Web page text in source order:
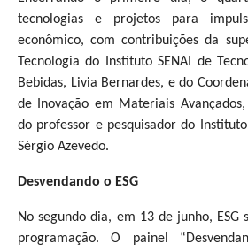
tecnologias e projetos para
econômico, com contribuições da
Tecnologia do Instituto SENAI de
Bebidas, Livia Bernardes, e do
de Inovação em Materiais
do professor e pesquisador do
Sérgio Azevedo.
Desvendando o ESG
No segundo dia, em 13 de junho,
programação. O painel